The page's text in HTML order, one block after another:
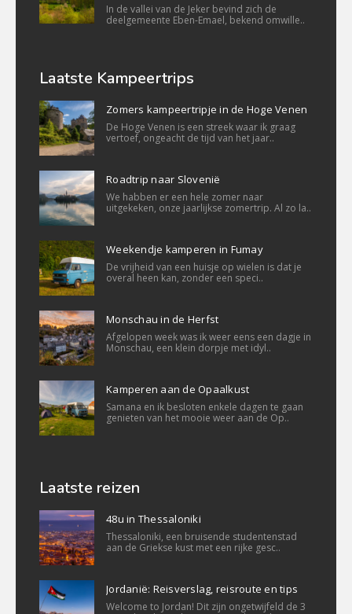
In de vallei van de Jeker bevind zich de
deelgemeente Eben-Emael, bekend omwille..
Laatste Kampeertrips
Zomers kampeertripje in de Hoge Venen
De Hoge Venen is een streek waar ik graag
vertoef, ongeacht de tijd van het jaar..
Roadtrip naar Slovenië
We habben er een hele zomer naar
uitgekeken, onze jaarlijkse zomertrip. Al zo la..
Weekendje kamperen in Fumay
De vrijheid van een huisje op wielen is dat je
overal heen kan, zonder een speci..
Monschau in de Herfst
Afgelopen week was ik weer eens een dagje in
Monschau, een klein dorpje met idyl..
Kamperen aan de Opaalkust
Samana en ik besloten enkele dagen te gaan
genieten van het mooie weer aan de Op..
Laatste reizen
48u in Thessaloniki
Thessaloniki, een bruisende studentenstad
aan de Griekse kust met een rijke gesc..
Jordanië: Reisverslag, reisroute en tips
Welcome to Jordan! Dit zijn ongetwijfeld de 3